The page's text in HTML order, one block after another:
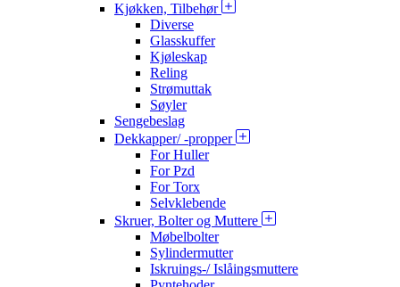
Kjøkken, Tilbehør
Diverse
Glasskuffer
Kjøleskap
Reling
Strømuttak
Søyler
Sengebeslag
Dekkapper/ -propper
For Huller
For Pzd
For Torx
Selvklebende
Skruer, Bolter og Muttere
Møbelbolter
Sylindermutter
Iskruings-/ Islåingsmuttere